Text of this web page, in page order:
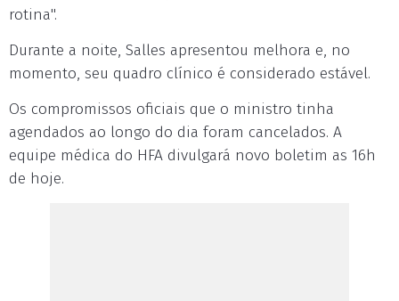
rotina".
Durante a noite, Salles apresentou melhora e, no
momento, seu quadro clínico é considerado estável.
Os compromissos oficiais que o ministro tinha
agendados ao longo do dia foram cancelados. A
equipe médica do HFA divulgará novo boletim as 16h
de hoje.